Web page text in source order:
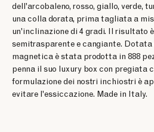
dell'arcobaleno, rosso, giallo, verde,
una colla dorata, prima tagliata a
un'inclinazione di 4 gradi. Il risultato
semitrasparente e cangiante.
magnetica è stata prodotta in 888
penna il suo luxury box con pregiata
formulazione dei nostri inchiostri è
evitare l'essiccazione. Made in Italy.